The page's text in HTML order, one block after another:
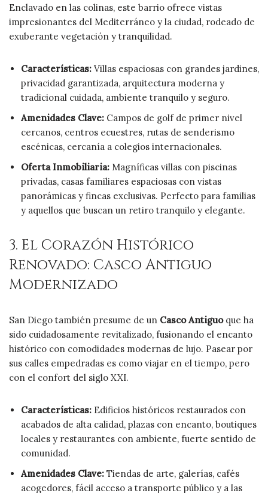
Enclavado en las colinas, este barrio ofrece vistas
impresionantes del Mediterráneo y la ciudad, rodeado de
exuberante vegetación y tranquilidad.
Características: Villas espaciosas con grandes jardines,
privacidad garantizada, arquitectura moderna y
tradicional cuidada, ambiente tranquilo y seguro.
Amenidades Clave: Campos de golf de primer nivel
cercanos, centros ecuestres, rutas de senderismo
escénicas, cercanía a colegios internacionales.
Oferta Inmobiliaria: Magníficas villas con piscinas
privadas, casas familiares espaciosas con vistas
panorámicas y fincas exclusivas. Perfecto para familias
y aquellos que buscan un retiro tranquilo y elegante.
3. El Corazón Histórico
Renovado: Casco Antiguo
Modernizado
San Diego también presume de un Casco Antiguoque ha
sido cuidadosamente revitalizado, fusionando el encanto
histórico con comodidades modernas de lujo. Pasear por
sus calles empedradas es como viajar en el tiempo, pero
con el confort del siglo XXI.
Características: Edificios históricos restaurados con
acabados de alta calidad, plazas con encanto, boutiques
locales y restaurantes con ambiente, fuerte sentido de
comunidad.
Amenidades Clave: Tiendas de arte, galerías, cafés
acogedores, fácil acceso a transporte público y a las